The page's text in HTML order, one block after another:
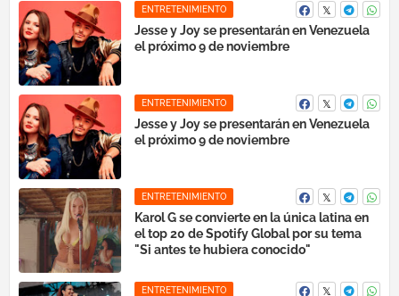
ENTRETENIMIENTO
Jesse y Joy se presentarán en Venezuela
el próximo 9 de noviembre
ENTRETENIMIENTO
Jesse y Joy se presentarán en Venezuela
el próximo 9 de noviembre
ENTRETENIMIENTO
Karol G se convierte en la única latina en
el top 20 de Spotify Global por su tema
"Si antes te hubiera conocido"
ENTRETENIMIENTO